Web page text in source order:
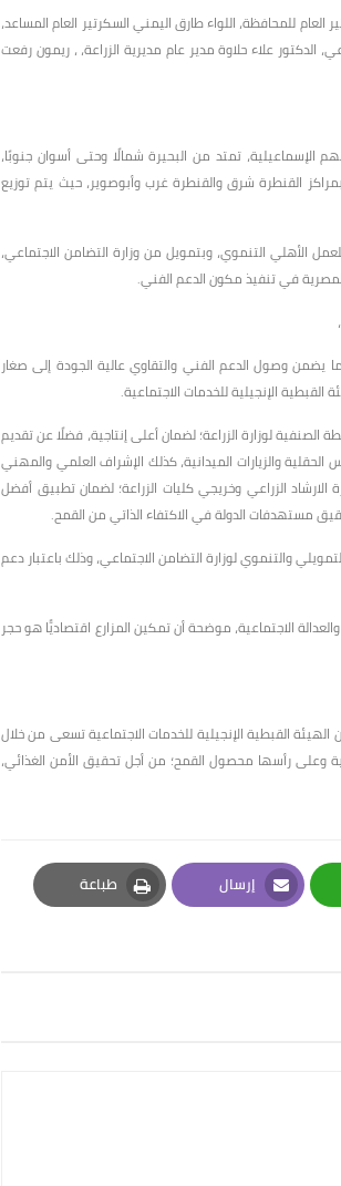
للمحافظة، اللواء طارق اليمني السكرتير العام المساعد،
الدكتور علاء حلاوة مدير عام مديرية الزراعة، ، ريمون رفعت
الأمن الغذائي الوطني من خلال دعم صغار المزارعين في ١٦ محافظة منهم الإسماعيلية، تمتد من البحيرة شمالًا وحتى أسوان جنوبًا،
حوالي ٢٥٠ ألف فدان من القمح، ويبلغ مستهدف محافظة الإسماعيلية ٣٢٨٠ فدانًا بمراكز القنطرة شرق والقنطرة غرب وأبوصوير، حيث يتم توزيع
الأهلي التنموي، وبتمويل من وزارة التضامن الاجتماعي،
المصرية في تنفيذ مكون الدعم الفني.
يضمن وصول الدعم الفني والتقاوي عالية الجودة إلى صغار
الإنجيلية للخدمات الاجتماعية.
الصنفية لوزارة الزراعة؛ لضمان أعلى إنتاجية، فضلًا عن تقديم
الحقلية والزيارات الميدانية، كذلك الإشراف العلمي والمهني
الزراعي وخريجي كليات الزراعة؛ لضمان تطبيق أفضل
مستهدفات الدولة في الاكتفاء الذاتي من القمح.
والتنموي لوزارة التضامن الاجتماعي، وذلك باعتبار دعم
الاجتماعية، موضحة أن تمكين المزارع اقتصاديًّا هو حجر
القبطية الإنجيلية للخدمات الاجتماعية تسعى من خلال
وعلى رأسها محصول القمح؛ من أجل تحقيق الأمن الغذائي،
إرسال
Email
طباعة
Print